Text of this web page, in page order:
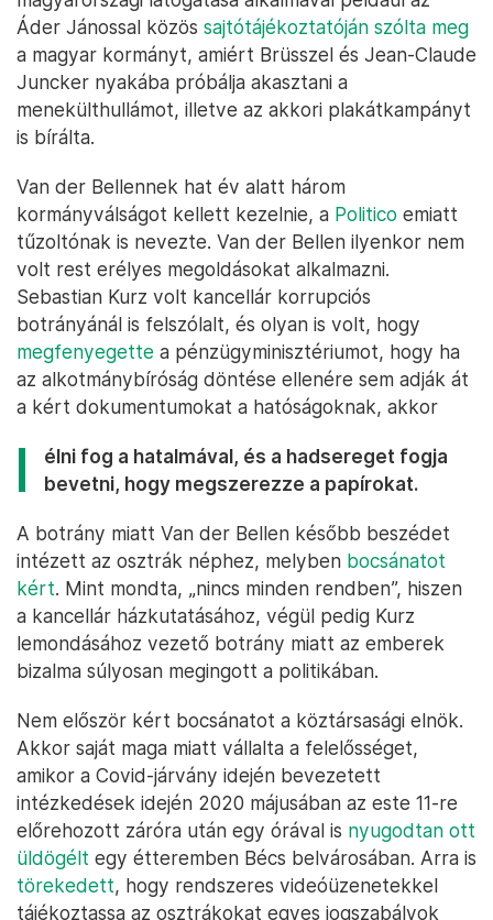
Áder Jánossal közös sajtótájékoztatóján szólta meg
a magyar kormányt, amiért Brüsszel és Jean-Claude
Juncker nyakába próbálja akasztani a
menekülthullámot, illetve az akkori plakátkampányt
is bírálta.
Van der Bellennek hat év alatt három
kormányválságot kellett kezelnie, a Politico emiatt
tűzoltónak is nevezte. Van der Bellen ilyenkor nem
volt rest erélyes megoldásokat alkalmazni.
Sebastian Kurz volt kancellár korrupciós
botrányánál is felszólalt, és olyan is volt, hogy
megfenyegette a pénzügyminisztériumot, hogy ha
az alkotmánybíróság döntése ellenére sem adják át
a kért dokumentumokat a hatóságoknak, akkor
élni fog a hatalmával, és a hadsereget fogja
bevetni, hogy megszerezze a papírokat.
A botrány miatt Van der Bellen később beszédet
intézett az osztrák néphez, melyben bocsánatot
kért. Mint mondta, „nincs minden rendben”, hiszen
a kancellár házkutatásához, végül pedig Kurz
lemondásához vezető botrány miatt az emberek
bizalma súlyosan megingott a politikában.
Nem először kért bocsánatot a köztársasági elnök.
Akkor saját maga miatt vállalta a felelősséget,
amikor a Covid-járvány idején bevezetett
intézkedések idején 2020 májusában az este 11-re
előrehozott záróra után egy órával is nyugodtan ott
üldögélt egy étteremben Bécs belvárosában. Arra is
törekedett, hogy rendszeres videóüzenetekkel
tájékoztassa az osztrákokat egyes jogszabályok